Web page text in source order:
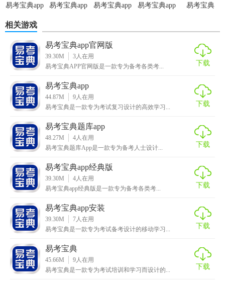
易考宝典app
易考宝典app
易考宝典app
易考宝典app
易考宝典
相关游戏
易考宝典app官网版
39.30M 3人在用
易考宝典APP官网版是一款专为备考各类考...
下载
易考宝典app
44.87M 9人在用
易考宝典是一款专为考试复习设计的高效学习...
下载
易考宝典题库app
48.27M 4人在用
易考宝典题库App是一款专为备考人士设计...
下载
易考宝典app经典版
39.30M 4人在用
易考宝典app经典版是一款专为备考各类考...
下载
易考宝典app安装
39.30M 7人在用
易考宝典是一款专为考试备考设计的移动学习...
下载
易考宝典
45.66M 9人在用
易考宝典是一款专为考试培训和学习而设计的...
下载